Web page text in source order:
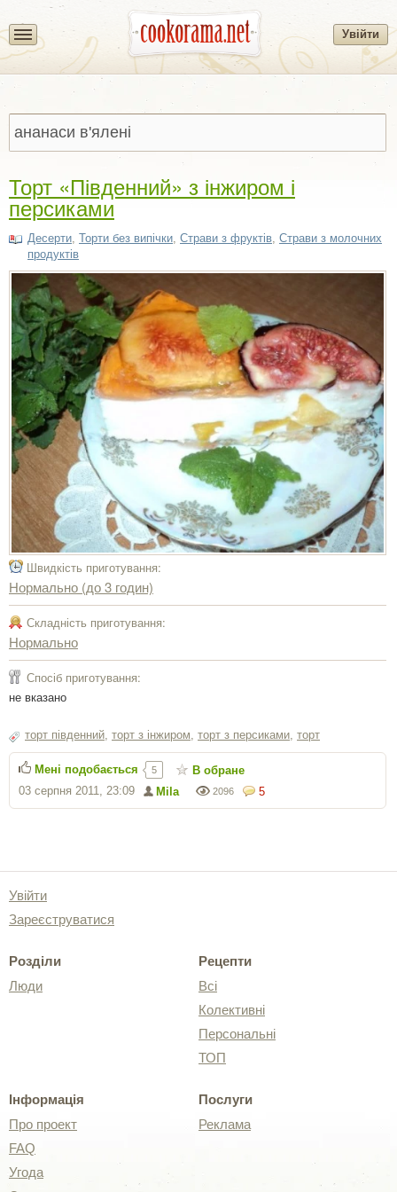
Увійти
Торт «Південний» з інжиром і
персиками
Десерти, Торти без випічки, Страви з фруктів, Страви з молочних
продуктів
Швидкість приготування:
Нормально (до 3 годин)
Складність приготування:
Нормально
Спосіб приготування:
не вказано
торт південний, торт з інжиром, торт з персиками, торт
5
2096
Mila
03 серпня 2011, 23:09
Мені подобається 5 В обране
Увійти
Зареєструватися
Розділи
Люди
Рецепти
Всі
Колективні
Персональні
ТОП
Інформація
Про проект
FAQ
Угода
Послуги
Реклама